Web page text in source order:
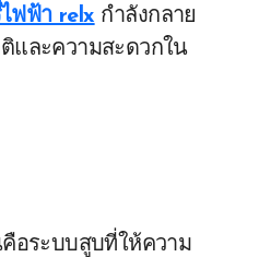
ฟฟ้า relx กำลังกลาย
และความสะดวกใน
อระบบสูบที่ให้ความ